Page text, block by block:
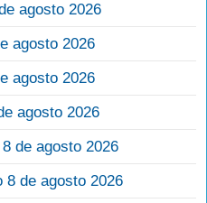
agosto 2026
agosto 2026
agosto 2026
agosto 2026
de agosto 2026
8 de agosto 2026